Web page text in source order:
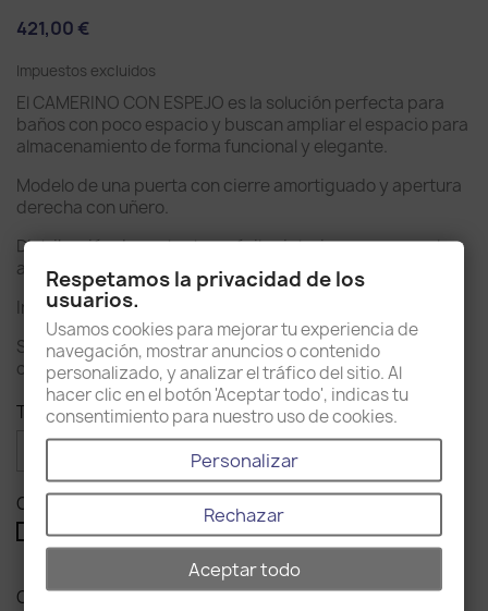
421,00 €
Impuestos excluidos
El CAMERINO CON ESPEJO es la solución perfecta para
baños con poco espacio y buscan ampliar el espacio para
almacenamiento de forma funcional y elegante.
Modelo de una puerta con cierre amortiguado y apertura
derecha con uñero.
Distribución dos estantes móviles interiores para que los
adaptes a la altura que más te interese.
Incluye aplique LED cromado.
Se entrega montado e incluye todos los herrajes para
colgarlo a pared.
Tamaño: 48
Color: Blanco Mate
Blanco
Mate
Nature
Cantidad
Respetamos la privacidad de los
usuarios.
Usamos cookies para mejorar tu experiencia de
navegación, mostrar anuncios o contenido
personalizado, y analizar el tráfico del sitio. Al
hacer clic en el botón 'Aceptar todo', indicas tu
consentimiento para nuestro uso de cookies.
Personalizar
Rechazar
Aceptar todo